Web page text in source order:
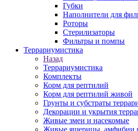
Губки
Наполнители для
Роторы
Стерилизаторы
Фильтры и помпы
Террариумистика
Назад
Террариумистика
Комплекты
Корм для рептилий
Корм для рептилий живой
Грунты и субстраты
Декорации и укрытия
Живые змеи и насекомые
Живые ящерицы, амфибии